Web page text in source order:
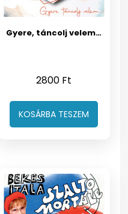
Gyere, táncolj velem…
2800 Ft
KOSÁRBA TESZEM